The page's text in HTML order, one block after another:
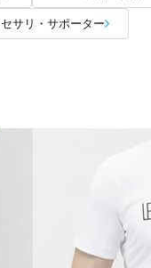
サリ・サポーター